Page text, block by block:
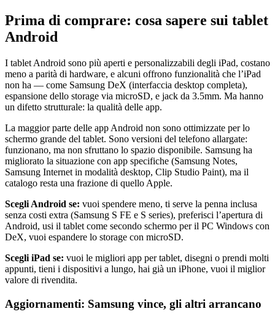
Prima di comprare: cosa sapere sui tablet
Android
I tablet Android sono più aperti e personalizzabili degli iPad, costano
meno a parità di hardware, e alcuni offrono funzionalità che l’iPad
non ha — come Samsung DeX (interfaccia desktop completa),
espansione dello storage via microSD, e jack da 3.5mm. Ma hanno
un difetto strutturale: la qualità delle app.
La maggior parte delle app Android non sono ottimizzate per lo
schermo grande del tablet. Sono versioni del telefono allargate:
funzionano, ma non sfruttano lo spazio disponibile. Samsung ha
migliorato la situazione con app specifiche (Samsung Notes,
Samsung Internet in modalità desktop, Clip Studio Paint), ma il
catalogo resta una frazione di quello Apple.
Scegli Android se: vuoi spendere meno, ti serve la penna inclusa
senza costi extra (Samsung S FE e S series), preferisci l’apertura di
Android, usi il tablet come secondo schermo per il PC Windows con
DeX, vuoi espandere lo storage con microSD.
Scegli iPad se: vuoi le migliori app per tablet, disegni o prendi molti
appunti, tieni i dispositivi a lungo, hai già un iPhone, vuoi il miglior
valore di rivendita.
Aggiornamenti: Samsung vince, gli altri arrancano